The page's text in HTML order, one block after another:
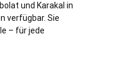
und Karakal in
verfügbar. Sie
– für jede